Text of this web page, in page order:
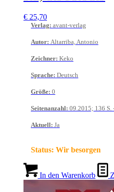
€ 25,70
Verlag: avant-verlag
Autor: Altarriba, Antonio
Zeichner: Keko
Sprache: Deutsch
Größe: 0
Seitenanzahl: 09.2015; 136 S.
Aktuell: Ja
Status: Wir besorgen
In den Warenkorb